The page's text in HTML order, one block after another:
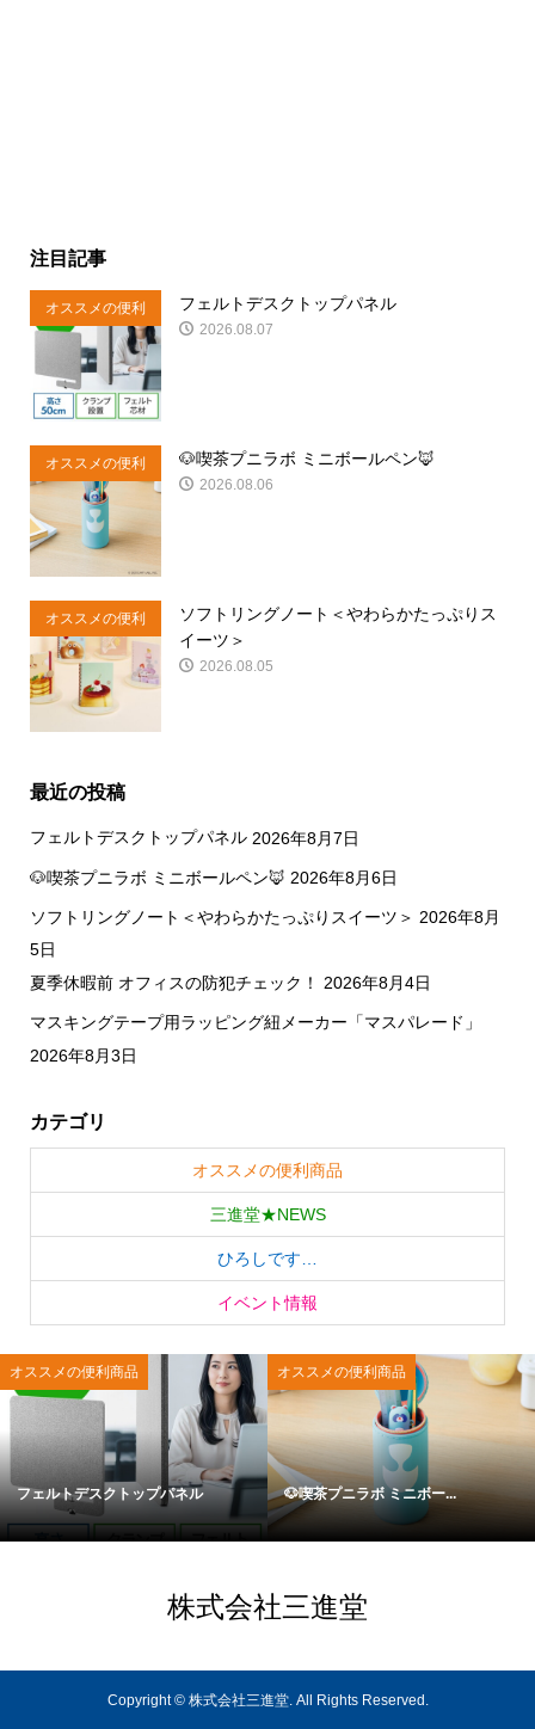
注目記事
オススメの便利
商品
フェルトデスクトップパネル
2026.08.07
オススメの便利
商品
🐶喫茶プニラボ ミニボールペン🦊
2026.08.06
オススメの便利
商品
ソフトリングノート＜やわらかたっぷりス
イーツ＞
2026.08.05
最近の投稿
フェルトデスクトップパネル 2026年8月7日
🐶喫茶プニラボ ミニボールペン🦊 2026年8月6日
ソフトリングノート＜やわらかたっぷりスイーツ＞ 2026年8月
5日
夏季休暇前 オフィスの防犯チェック！
2026年8月4日
マスキングテープ用ラッピング紐メーカー「マスパレード」
2026年8月3日
カテゴリ
オススメの便利商品
三進堂★NEWS
ひろしです…
イベント情報
オススメの便利商品
フェルトデスクトップパネル
オススメの便利商品
🐶喫茶プニラボ ミニボー...
株式会社三進堂
Copyright ©株式会社三進堂. All Rights Reserved.